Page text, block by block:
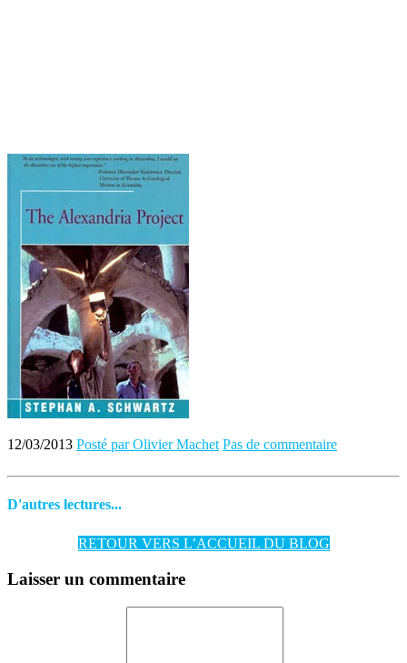
12/03/2013 Posté par Olivier Machet Pas de commentaire
D'autres lectures...
RETOUR VERS L’ACCUEIL DU BLOG
Laisser un commentaire